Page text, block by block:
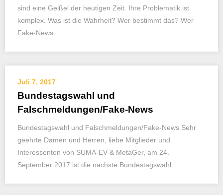
sind eine Geißel der heutigen Zeit. Ihre Problematik ist
komplex. Was ist die Wahrheit? Wer bestimmt das? Wer
Fake-News…
Juli 7, 2017
Bundestagswahl und
Falschmeldungen/Fake-News
Bundestagswahl und Falschmeldungen/Fake-News Sehr
geehrte Damen und Herren, liebe Mitglieder und
Interessenten von SUMA-EV & MetaGer, am 24.
September 2017 ist die nächste Bundestagswahl:…